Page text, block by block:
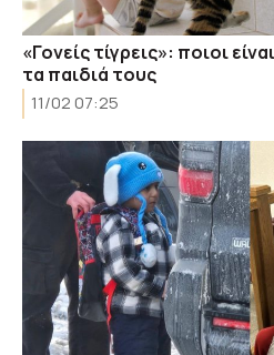
«Γονείς τίγρεις»: ποιοι
τα παιδιά τους
11/02 07:25